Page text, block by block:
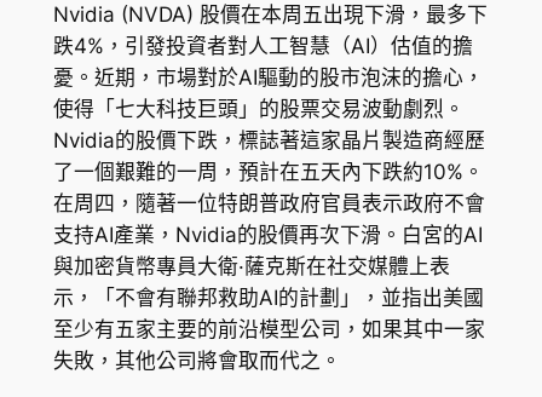
Nvidia (NVDA) 股價在本周五出現下滑，最多下
跌4%，引發投資者對人工智慧（AI）估值的擔
憂。近期，市場對於AI驅動的股市泡沫的擔心，
使得「七大科技巨頭」的股票交易波動劇烈。
Nvidia的股價下跌，標誌著這家晶片製造商經歷
了一個艱難的一周，預計在五天內下跌約10%。
在周四，隨著一位特朗普政府官員表示政府不會
支持AI產業，Nvidia的股價再次下滑。白宮的AI
與加密貨幣專員大衛·薩克斯在社交媒體上表
示，「不會有聯邦救助AI的計劃」，並指出美國
至少有五家主要的前沿模型公司，如果其中一家
失敗，其他公司將會取而代之。